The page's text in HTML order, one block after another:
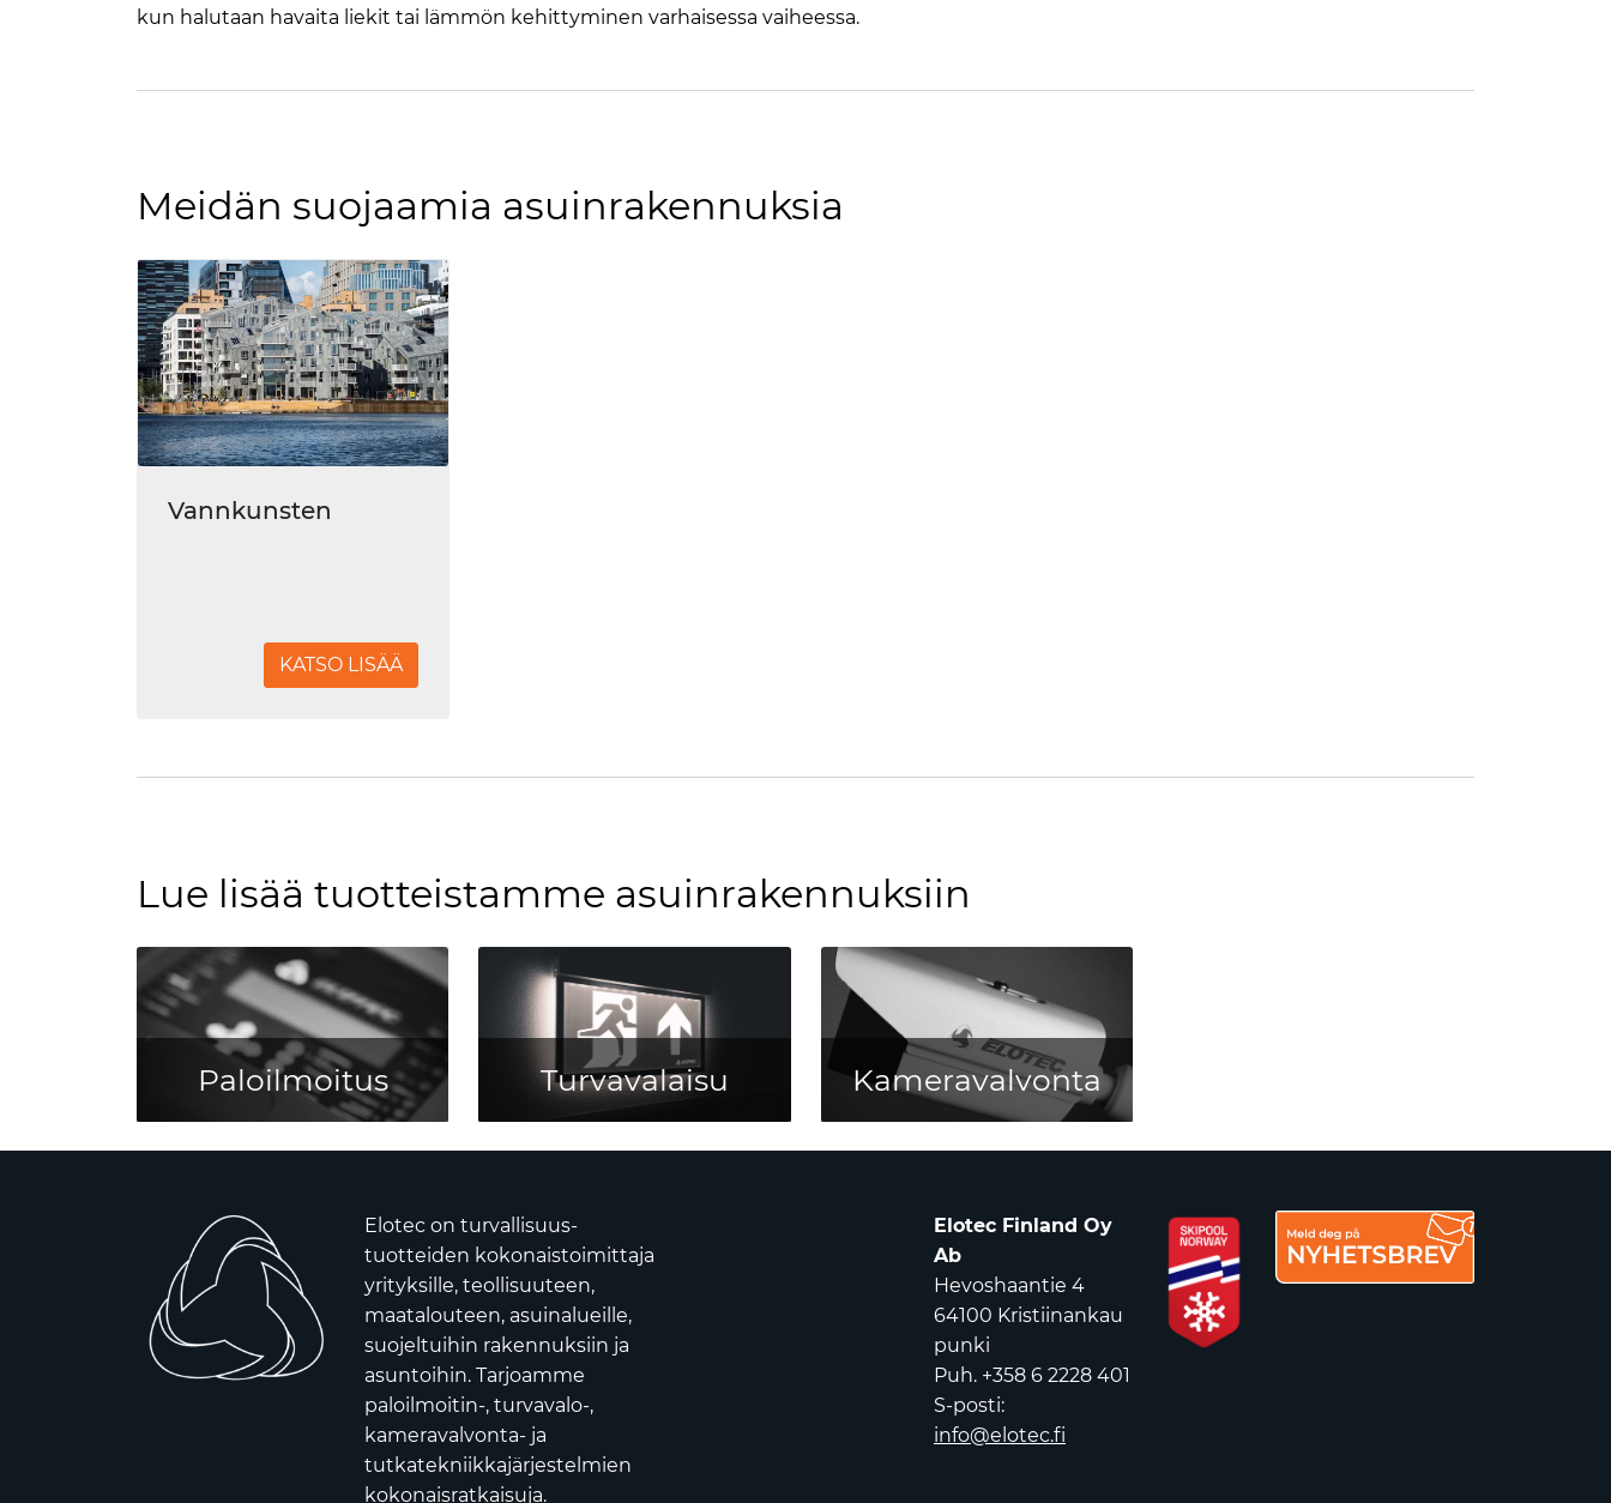
kun halutaan havaita liekit tai lämmön kehittyminen varhaisessa vaiheessa.
Meidän suojaamia asuinrakennuksia
Vannkunsten
KATSO LISÄÄ
Lue lisää tuotteistamme asuinrakennuksiin
Paloilmoitus Turvavalaisu Kameravalvonta
Elotec on turvallisuus-
tuotteiden kokonaistoimittaja
yrityksille, teollisuuteen,
maatalouteen, asuinalueille,
suojeltuihin rakennuksiin ja
asuntoihin. Tarjoamme
paloilmoitin-, turvavalo-,
kameravalvonta- ja
tutkatekniikkajärjestelmien
kokonaisratkaisuja.
Elotec Finland Oy
Ab
Hevoshaantie 4
64100 Kristiinankau
punki
Puh. +358 6 2228 401
S-posti:
info@elotec.fi